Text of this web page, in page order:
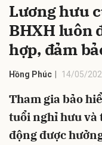
Lương hưu
BHXH luôn
hợp, đảm
Hồng Phúc 14/05/
Tham gia bảo
tuổi nghỉ hưu và
động được